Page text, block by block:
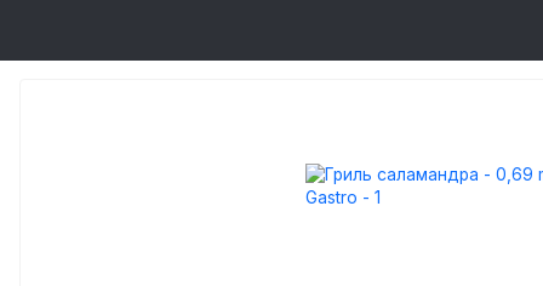
ГРИЛЬ САЛАМАНДРА - 0,69